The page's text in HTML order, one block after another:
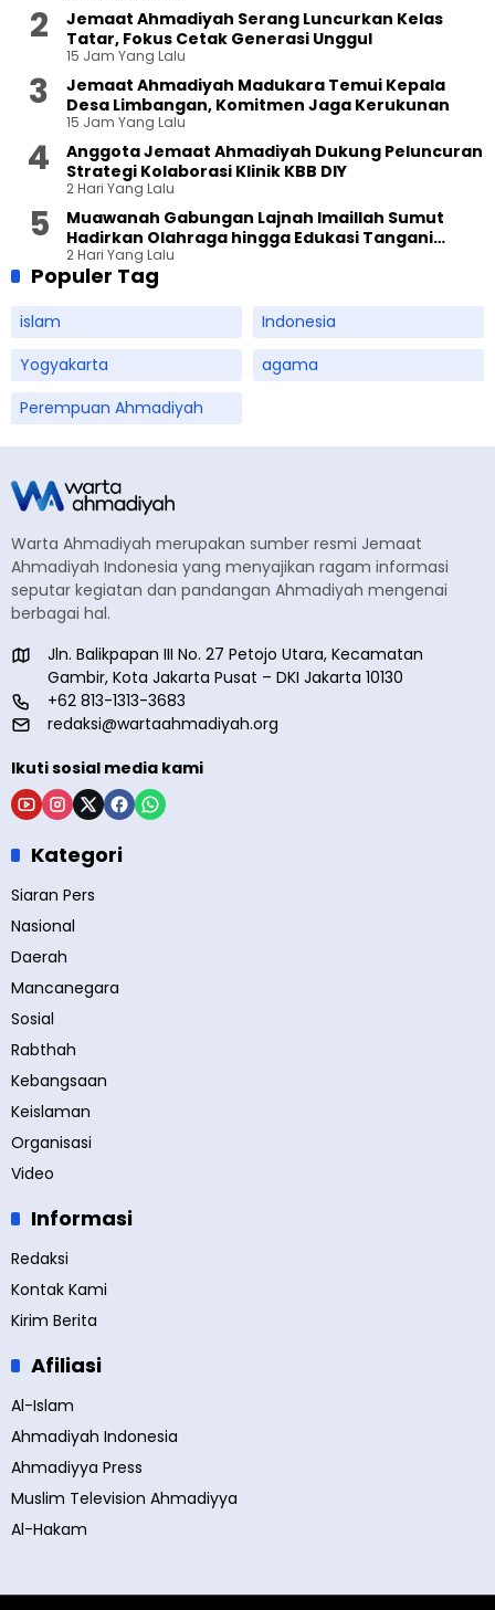
Jemaat Ahmadiyah Serang Luncurkan Kelas
Tatar, Fokus Cetak Generasi Unggul
15 Jam Yang Lalu
Jemaat Ahmadiyah Madukara Temui Kepala
Desa Limbangan, Komitmen Jaga Kerukunan
15 Jam Yang Lalu
Anggota Jemaat Ahmadiyah Dukung Peluncuran
Strategi Kolaborasi Klinik KBB DIY
2 Hari Yang Lalu
Muawanah Gabungan Lajnah Imaillah Sumut
Hadirkan Olahraga hingga Edukasi Tangani
Sampah
2 Hari Yang Lalu
Populer Tag
islam
Indonesia
Yogyakarta
agama
Perempuan Ahmadiyah
Warta Ahmadiyah merupakan sumber resmi Jemaat
Ahmadiyah Indonesia yang menyajikan ragam informasi
seputar kegiatan dan pandangan Ahmadiyah mengenai
berbagai hal.
Jln. Balikpapan III No. 27 Petojo Utara, Kecamatan
Gambir, Kota Jakarta Pusat – DKI Jakarta 10130
+62 813-1313-3683
redaksi@wartaahmadiyah.org
Ikuti sosial media kami
Kategori
Siaran Pers
Nasional
Daerah
Mancanegara
Sosial
Rabthah
Kebangsaan
Keislaman
Organisasi
Video
Informasi
Redaksi
Kontak Kami
Kirim Berita
Afiliasi
Al-Islam
Ahmadiyah Indonesia
Ahmadiyya Press
Muslim Television Ahmadiyya
Al-Hakam